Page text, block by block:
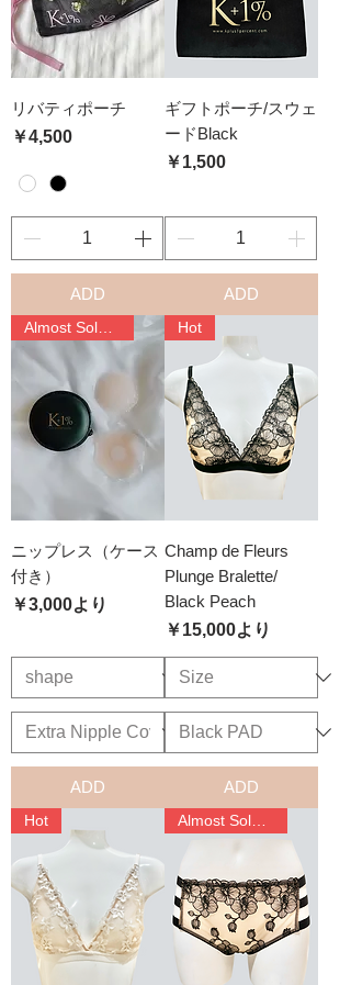
リバティポーチ
価格
￥4,500
ADD
ギフトポーチ/スウェ
ードBlack
価格
￥1,500
ADD
Almost Sold Out
ニップレス（ケース
付き）
￥3,000より
セール価格
ADD
Hot
Champ de Fleurs
Plunge Bralette/
Black Peach
￥15,000より
セール価格
ADD
Hot